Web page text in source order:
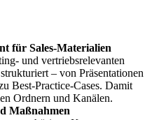
für Sales-Materialien
und vertriebs­relevanten
– von Präsentationen
Best-Practice-Cases. Damit
Ordnern und Kanälen.
Maßnahmen